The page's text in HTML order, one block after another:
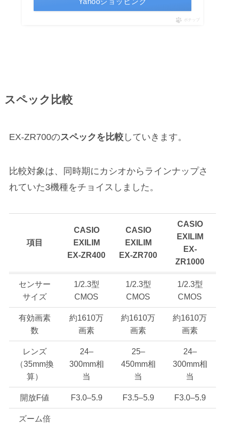
ポチップ
スペック比較
EX-ZR700のスペックを比較していきます。
比較対象は、同時期にカシオからラインナップさ
れていた3機種をチョイスしました。
項目
CASIO
EXILIM
EX-ZR400
CASIO
EXILIM
EX-ZR700
CASIO
EXILIM
EX-
ZR1000
センサー
サイズ
1/2.3型
CMOS
1/2.3型
CMOS
1/2.3型
CMOS
有効画素
数
約1610万
画素
約1610万
画素
約1610万
画素
レンズ
（35mm換
算）
24–
300mm相
当
25–
450mm相
当
24–
300mm相
当
開放F値 F3.0–5.9 F3.5–5.9 F3.0–5.9
ズーム倍